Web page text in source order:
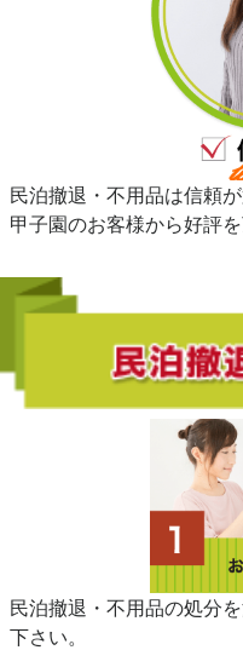
民泊撤退・不用品は信頼
甲子園のお客様から好評を
民泊撤退・不用品の処分
下さい。